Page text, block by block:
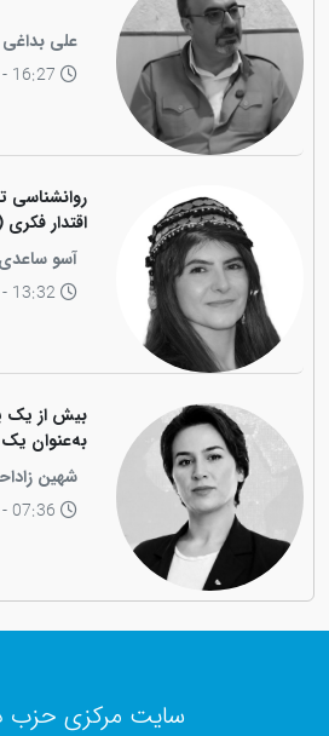
علی بداغی
روانشناسی
اقتدار
فیزیکی
دکتر
آسو ساعدی
13:32 - 11 مرداد 1405
بیش از یک
به‌عنوان
شهین
سایت مرکزی حزب